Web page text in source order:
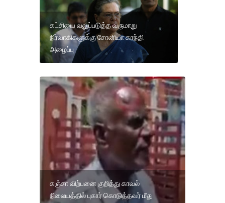
கட்சியை வலுப்படுத்த வருமாறு
நிர்வாகிகளுக்கு சோனியா காந்தி
அழைப்பு
கஞ்சா விற்பனை குறித்து காவல்
நிலையத்தில் புகார் கொடுத்தவர் மீது